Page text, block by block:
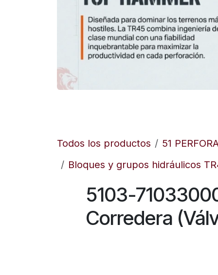
Todos los productos
51
Bloques y grupos hidráulicos
5103-
Corredera